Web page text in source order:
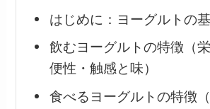
はじめに：ヨーグルトの
飲むヨーグルトの特徴（
便性・触感と味）
食べるヨーグルトの特徴